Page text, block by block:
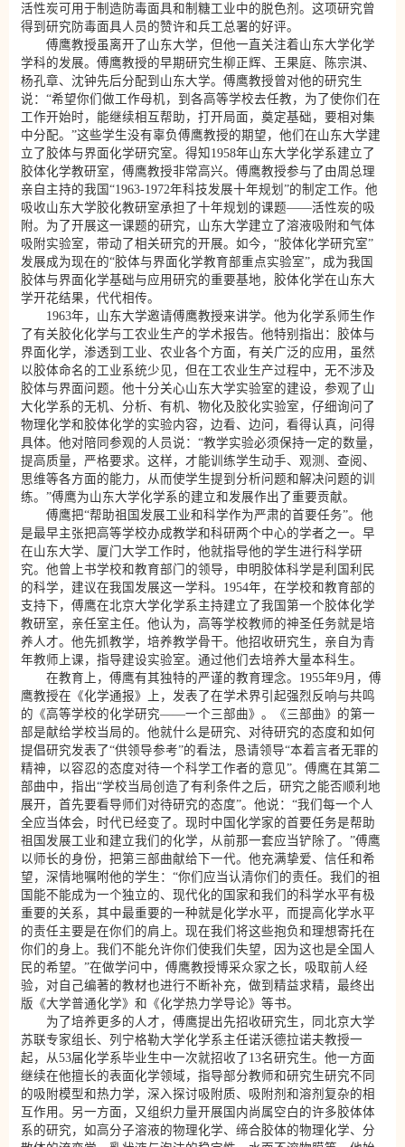
活性炭可用于制造防毒面具和制糖工业中的脱色剂。这项研究曾
得到研究防毒面具人员的赞许和兵工总署的好评。
傅鹰教授虽离开了山东大学，但他一直关注着山东大学化学
学科的发展。傅鹰教授的早期研究生柳正辉、王果庭、陈宗淇、
杨孔章、沈钟先后分配到山东大学。傅鹰教授曾对他的研究生
说：“希望你们做工作母机，到各高等学校去任教，为了使你们在
工作开始时，能继续相互帮助，打开局面，奠定基础，要相对集
中分配。”这些学生没有辜负傅鹰教授的期望，他们在山东大学建
立了胶体与界面化学研究室。得知1958年山东大学化学系建立了
胶体化学教研室，傅鹰教授非常高兴。傅鹰教授参与了由周总理
亲自主持的我国“1963-1972年科技发展十年规划”的制定工作。他
吸收山东大学胶化教研室承担了十年规划的课题——活性炭的吸
附。为了开展这一课题的研究，山东大学建立了溶液吸附和气体
吸附实验室，带动了相关研究的开展。如今，“胶体化学研究室”
发展成为现在的“胶体与界面化学教育部重点实验室”，成为我国
胶体与界面化学基础与应用研究的重要基地，胶体化学在山东大
学开花结果，代代相传。
1963年，山东大学邀请傅鹰教授来讲学。他为化学系师生作
了有关胶化化学与工农业生产的学术报告。他特别指出：胶体与
界面化学，渗透到工业、农业各个方面，有关广泛的应用，虽然
以胶体命名的工业系统少见，但在工农业生产过程中，无不涉及
胶体与界面问题。他十分关心山东大学实验室的建设，参观了山
大化学系的无机、分析、有机、物化及胶化实验室，仔细询问了
物理化学和胶体化学的实验内容，边看、边问，看得认真，问得
具体。他对陪同参观的人员说：“教学实验必须保持一定的数量，
提高质量，严格要求。这样，才能训练学生动手、观测、查阅、
思维等各方面的能力，从而使学生提到分析问题和解决问题的训
练。”傅鹰为山东大学化学系的建立和发展作出了重要贡献。
傅鹰把“帮助祖国发展工业和科学作为严肃的首要任务”。他
是最早主张把高等学校办成教学和科研两个中心的学者之一。早
在山东大学、厦门大学工作时，他就指导他的学生进行科学研
究。他曾上书学校和教育部门的领导，申明胶体科学是利国利民
的科学，建议在我国发展这一学科。1954年，在学校和教育部的
支持下，傅鹰在北京大学化学系主持建立了我国第一个胶体化学
教研室，亲任室主任。他认为，高等学校教师的神圣任务就是培
养人才。他先抓教学，培养教学骨干。他招收研究生，亲自为青
年教师上课，指导建设实验室。通过他们去培养大量本科生。
在教育上，傅鹰有其独特的严谨的教育理念。1955年9月，傅
鹰教授在《化学通报》上，发表了在学术界引起强烈反响与共鸣
的《高等学校的化学研究——一个三部曲》。《三部曲》的第一
部是献给学校当局的。他就什么是研究、对待研究的态度和如何
提倡研究发表了“供领导参考”的看法，恳请领导“本着言者无罪的
精神，以容忍的态度对待一个科学工作者的意见”。傅鹰在其第二
部曲中，指出“学校当局创造了有利条件之后，研究之能否顺利地
展开，首先要看导师们对待研究的态度”。他说：“我们每一个人
全应当体会，时代已经变了。现时中国化学家的首要任务是帮助
祖国发展工业和建立我们的化学，从前那一套应当铲除了。”傅鹰
以师长的身份，把第三部曲献给下一代。他充满挚爱、信任和希
望，深情地嘱咐他的学生：“你们应当认清你们的责任。我们的祖
国能不能成为一个独立的、现代化的国家和我们的科学水平有极
重要的关系，其中最重要的一种就是化学水平，而提高化学水平
的责任主要是在你们的肩上。现在我们将这些抱负和理想寄托在
你们的身上。我们不能允许你们使我们失望，因为这也是全国人
民的希望。”在做学问中，傅鹰教授博采众家之长，吸取前人经
验，对自己编著的教材也进行不断补充，做到精益求精，最终出
版《大学普通化学》和《化学热力学导论》等书。
为了培养更多的人才，傅鹰提出先招收研究生，同北京大学
苏联专家组长、列宁格勒大学化学系主任诺沃德拉诺夫教授一
起，从53届化学系毕业生中一次就招收了13名研究生。他一方面
继续在他擅长的表面化学领域，指导部分教师和研究生研究不同
的吸附模型和热力学，深入探讨吸附质、吸附剂和溶剂复杂的相
互作用。另一方面，又组织力量开展国内尚属空白的许多胶体体
系的研究，如高分子溶液的物理化学、缔合胶体的物理化学、分